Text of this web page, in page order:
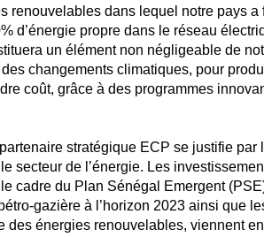
renouvelables dans lequel notre pays a
d’énergie propre dans le réseau
un élément non négligeable de
changements climatiques, pour
coût, grâce à des programmes
stratégique ECP se justifie par
secteur de l’énergie. Les
cadre du Plan Sénégal Emergent
gazière à l’horizon 2023 ainsi que
des énergies renouvelables, viennent